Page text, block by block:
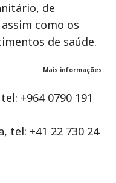
de
como os
de saúde.
Mais informações:
+964 0790 191
tel: +41 22 730 24